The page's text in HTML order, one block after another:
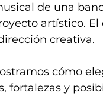
de una
artístico.
creativa.
cómo
fortalezas y